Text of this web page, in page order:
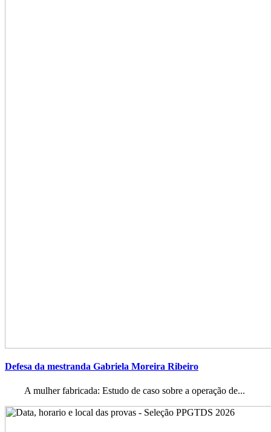
Defesa da mestranda Gabriela Moreira Ribeiro
A mulher fabricada: Estudo de caso sobre a operação de...